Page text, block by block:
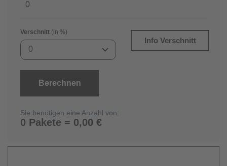
Verschnitt (in %)
0
Info Verschnitt
Berechnen
Sie benötigen eine Anzahl von:
0 Pakete = 0,00 €